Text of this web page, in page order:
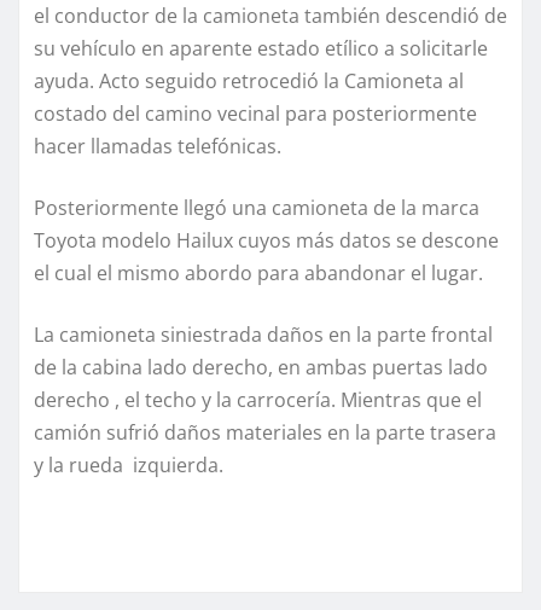
el conductor de la camioneta también descendió de
su vehículo en aparente estado etílico a solicitarle
ayuda. Acto seguido retrocedió la Camioneta al
costado del camino vecinal para posteriormente
hacer llamadas telefónicas.
Posteriormente llegó una camioneta de la marca
Toyota modelo Hailux cuyos más datos se descone
el cual el mismo abordo para abandonar el lugar.
La camioneta siniestrada daños en la parte frontal
de la cabina lado derecho, en ambas puertas lado
derecho , el techo y la carrocería. Mientras que el
camión sufrió daños materiales en la parte trasera
y la rueda izquierda.